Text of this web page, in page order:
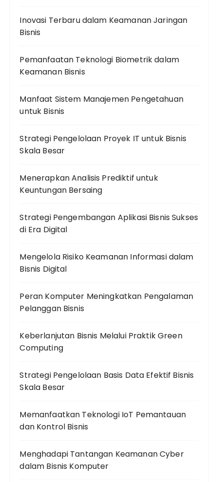
Inovasi Terbaru dalam Keamanan Jaringan
Bisnis
Pemanfaatan Teknologi Biometrik dalam
Keamanan Bisnis
Manfaat Sistem Manajemen Pengetahuan
untuk Bisnis
Strategi Pengelolaan Proyek IT untuk Bisnis
Skala Besar
Menerapkan Analisis Prediktif untuk
Keuntungan Bersaing
Strategi Pengembangan Aplikasi Bisnis Sukses
di Era Digital
Mengelola Risiko Keamanan Informasi dalam
Bisnis Digital
Peran Komputer Meningkatkan Pengalaman
Pelanggan Bisnis
Keberlanjutan Bisnis Melalui Praktik Green
Computing
Strategi Pengelolaan Basis Data Efektif Bisnis
Skala Besar
Memanfaatkan Teknologi IoT Pemantauan
dan Kontrol Bisnis
Menghadapi Tantangan Keamanan Cyber
dalam Bisnis Komputer